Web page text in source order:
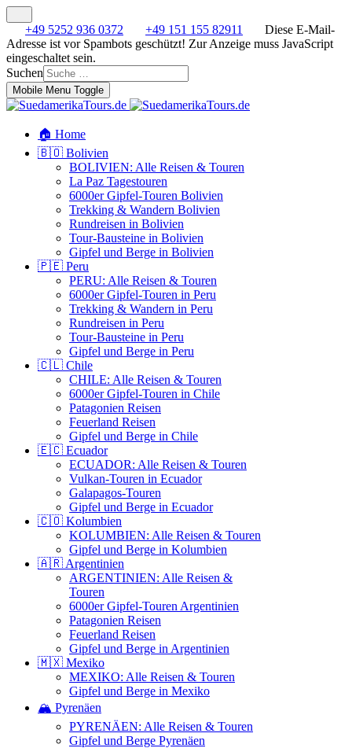
+49 5252 936 0372 +49 151 155 82911
Diese E-Mail-
Adresse ist vor Spambots geschützt! Zur Anzeige muss JavaScript
eingeschaltet sein.
Suchen
Mobile Menu Toggle
🏠 Home
🇧🇴 Bolivien
BOLIVIEN: Alle Reisen & Touren
La Paz Tagestouren
6000er Gipfel-Touren Bolivien
Trekking & Wandern Bolivien
Rundreisen in Bolivien
Tour-Bausteine in Bolivien
Gipfel und Berge in Bolivien
🇵🇪 Peru
PERU: Alle Reisen & Touren
6000er Gipfel-Touren in Peru
Trekking & Wandern in Peru
Rundreisen in Peru
Tour-Bausteine in Peru
Gipfel und Berge in Peru
🇨🇱 Chile
CHILE: Alle Reisen & Touren
6000er Gipfel-Touren in Chile
Patagonien Reisen
Feuerland Reisen
Gipfel und Berge in Chile
🇪🇨 Ecuador
ECUADOR: Alle Reisen & Touren
Vulkan-Touren in Ecuador
Galapagos-Touren
Gipfel und Berge in Ecuador
🇨🇴 Kolumbien
KOLUMBIEN: Alle Reisen & Touren
Gipfel und Berge in Kolumbien
🇦🇷 Argentinien
ARGENTINIEN: Alle Reisen &
Touren
6000er Gipfel-Touren Argentinien
Patagonien Reisen
Feuerland Reisen
Gipfel und Berge in Argentinien
🇲🇽 Mexiko
MEXIKO: Alle Reisen & Touren
Gipfel und Berge in Mexiko
🏔️ Pyrenäen
PYRENÄEN: Alle Reisen & Touren
Gipfel und Berge Pyrenäen